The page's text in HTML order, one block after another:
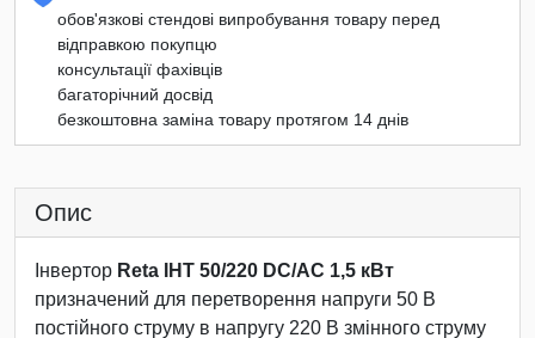
обов'язкові стендові випробування товару перед
відправкою покупцю
консультації фахівців
багаторічний досвід
безкоштовна заміна товару протягом 14 днів
Опис
Інвертор Reta ІНТ 50/220 DC/AC 1,5 кВт
призначений для перетворення напруги 50 В
постійного струму в напругу 220 В змінного струму